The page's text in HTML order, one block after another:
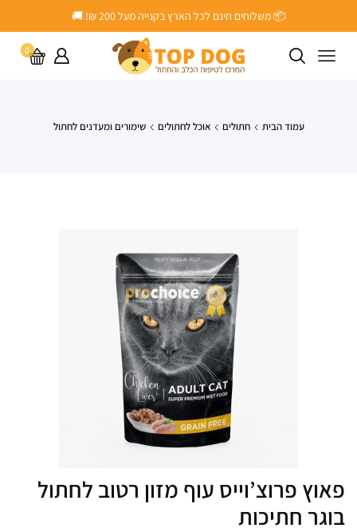
📦 משלוחים חינם לכל הארץ בקנייה מעל ‎200 ₪! 🚚
0
עמוד הבית חתולים אוכל לחתולים שימורים ומעדנים לחתול
פאוץ פרוצ’וייס עוף מזון רטוב לחתול
בוגר חתיכות